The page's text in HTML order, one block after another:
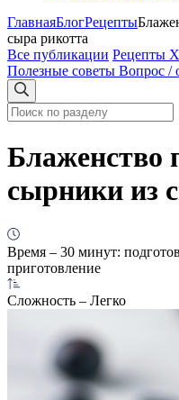
ГлавнаяБлогРецепты
сыра рикотта
Все публикации Рецепты
Полезные советы Вопрос /
Блаженство
сырники из
Время – 30 минут:
приготовление
Сложность – Легко